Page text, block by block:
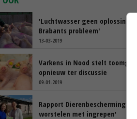
'Luchtwasser geen oplossing
Brabants probleem'
13-03-2019
Varkens in Nood stelt
opnieuw ter discussie
09-01-2019
Rapport Dierenbescherming
worstelen met ingrepen'